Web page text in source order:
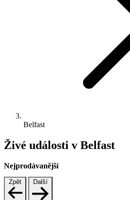
Belfast
Živé události v Belfast
Nejprodávanější
Zpět Další